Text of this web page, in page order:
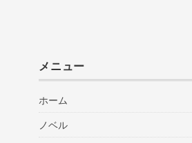
メニュー
ホーム
ノベル